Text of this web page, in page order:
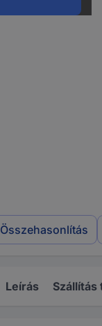
Összehasonlítás
Leírás Szállítás